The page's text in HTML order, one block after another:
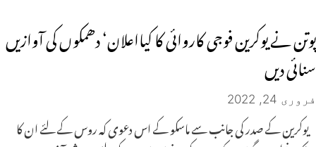
پوتن نے یوکرین فوجی کاروائی کا کیااعلان‘ دھمکوں کی آوازیں
سنائی دیں
فروری 24, 2022
یوکرین کے صدر کی جانب سے ماسکو کے اس دعوی کہ روس کے لئے ان کا